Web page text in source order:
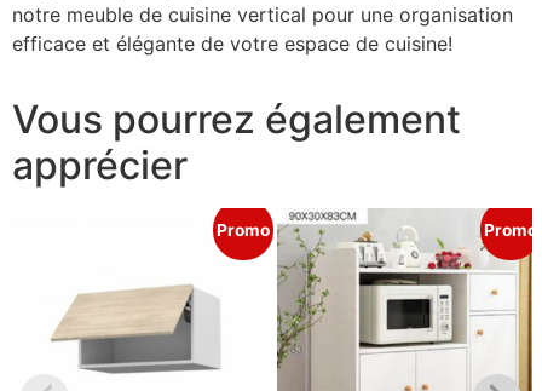
notre meuble de cuisine vertical pour une organisation
efficace et élégante de votre espace de cuisine!
Vous pourrez également
apprécier
Promo Promo